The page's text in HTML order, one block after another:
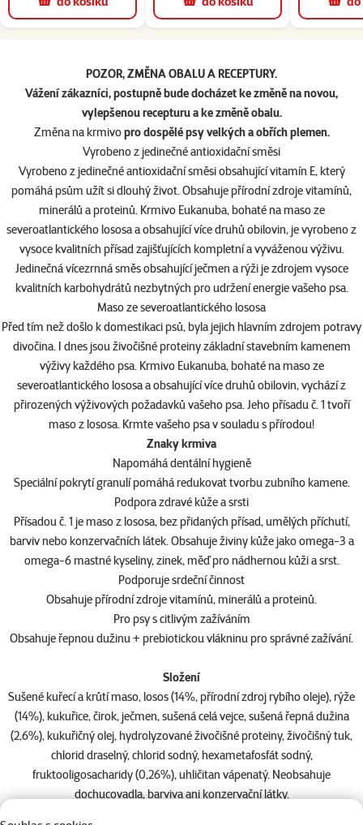
superzoo.product.detail.contentPOZOR, ZMĚNA OBALU A RECEPTURY.
Vážení zákazníci, postupně bude docházet ke změně na novou,
vylepšenou recepturu a ke změně obalu.
Změna na krmivopro dospělé psy velkých a obřích plemen.
Vyrobeno z jedinečné antioxidační směsi
Vyrobeno z jedinečné antioxidační směsi obsahující vitamín E, který
pomáhá psům užít si dlouhý život. Obsahuje přírodní zdroje vitamínů,
minerálů a proteinů. Krmivo Eukanuba, bohaté na maso ze
severoatlantického lososa a obsahující více druhů obilovin, je vyrobeno z
vysoce kvalitních přísad zajišťujících kompletní a vyváženou výživu.
Jedinečná vícezrnná směs obsahující ječmen a rýži je zdrojem vysoce
kvalitních karbohydrátů nezbytných pro udržení energie vašeho psa.
Maso ze severoatlantického lososa
Před tím než došlo k domestikaci psů, byla jejich hlavním zdrojem potravy
divočina. I dnes jsou živočišné proteiny základní stavebním kamenem
výživy každého psa. Krmivo Eukanuba, bohaté na maso ze
severoatlantického lososa a obsahující více druhů obilovin, vychází z
přirozených výživových požadavků vašeho psa. Jeho přísadu č. 1 tvoří
maso z lososa. Krmte vašeho psa v souladu s přírodou!
Znaky krmiva
Napomáhá dentální hygieně
Speciální pokrytí granulí pomáhá redukovat tvorbu zubního kamene.
Podpora zdravé kůže a srsti
Přísadou č. 1 je maso z lososa, bez přidaných přísad, umělých příchutí,
barviv nebo konzervačních látek. Obsahuje živiny kůže jako omega-3 a
omega-6 mastné kyseliny, zinek, měď pro nádhernou kůži a srst.
Podporuje srdeční činnost
Obsahuje přírodní zdroje vitamínů, minerálů a proteinů.
Pro psy s citlivým zažíváním
Obsahuje řepnou dužinu + prebiotickou vlákninu pro správné zažívání.
Složení
Sušené kuřecí a krůtí maso, losos (14%, přírodní zdroj rybího oleje), rýže
(14%), kukuřice, čirok, ječmen, sušená celá vejce, sušená řepná dužina
(2,6%), kukuřičný olej, hydrolyzované živočišné proteiny, živočišný tuk,
chlorid draselný, chlorid sodný, hexametafosfát sodný,
fruktooligosacharidy (0,26%), uhličitan vápenatý. Neobsahuje
dochucovadla, barviva ani konzervační látky.